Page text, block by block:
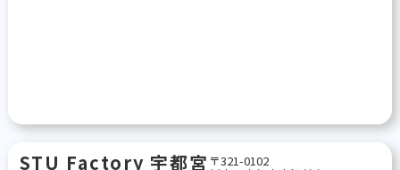
STU Factory 宇都宮 〒321-0102